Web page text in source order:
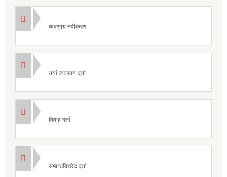
व्यवसाय नवीकरण
नयां व्यवसाय दर्ता
विवाह दर्ता
सम्बन्धविच्छेद दर्ता